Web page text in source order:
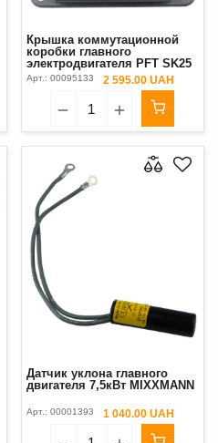
Крышка коммутационной
коробки главного
электродвигателя PFT SK25
Арт.: 00095133 2 595.00 UAH
Датчик уклона главного
двигателя 7,5кВт MIXXMANN
Арт.: 00001393 1 040.00 UAH